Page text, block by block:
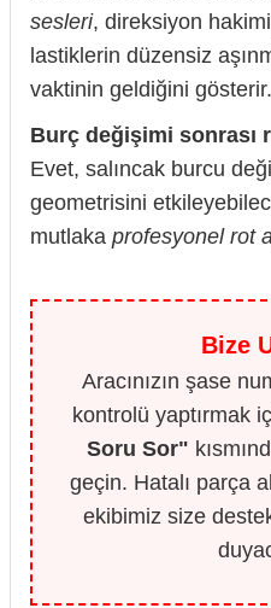
sesleri, direksiyon
lastiklerin düzensiz
vaktinin geldiğini gösterir.
Burç değişimi sonrası
Evet, salıncak burcu
geometrisini
mutlaka profesyonel rot
Bize
Aracınızın şase
kontrolü yaptırmak
Soru Sor"
geçin. Hatalı parça
ekibimiz size